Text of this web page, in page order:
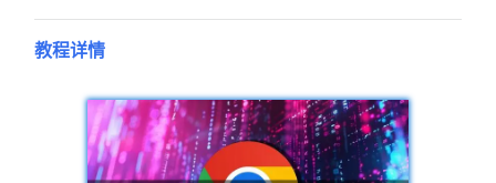
教程详情